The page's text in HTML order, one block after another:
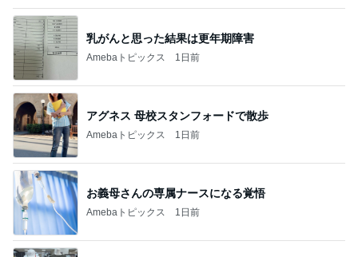
乳がんと思った結果は更年期障害
Amebaトピックス 1日前
アグネス 母校スタンフォードで散歩
Amebaトピックス 1日前
お義母さんの専属ナースになる覚悟
Amebaトピックス 1日前